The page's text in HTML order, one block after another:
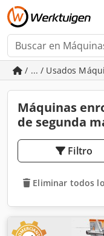
/ ... / Usados
Máquinas
de segunda
Filtro
Eliminar todos